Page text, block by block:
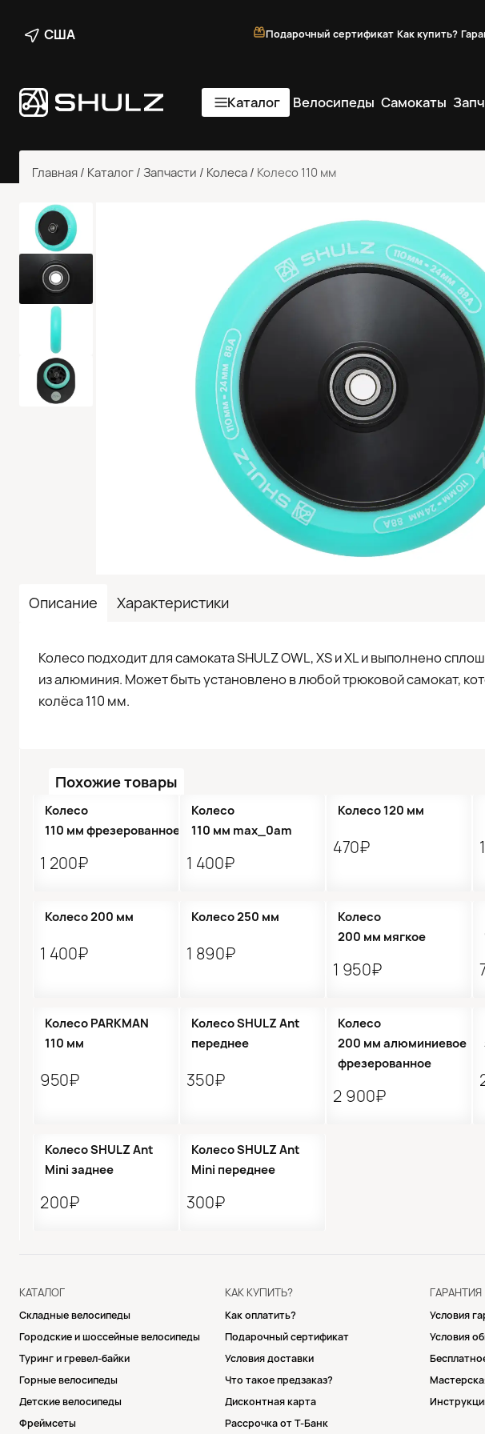
США Подарочный сертификат Как купить?
Каталог Велосипеды Самокаты
Главная / Каталог / Запчасти / Колеса / Колесо 110 мм
Описание Характеристики
Колесо подходит для самоката SHULZ OWL, XS и ХL и выполнено
из алюминия. Может быть установлено в любой трюковой самокат,
колёса 110 мм.
Похожие товары
Колесо
110 мм фрезерованное
1 200₽
Колесо
110 мм max_0am
1 400₽
Колесо 120 мм
470₽
Колесо 200 мм
1 400₽
Колесо 250 мм
1 890₽
Колесо
200 мм мягкое
1 950₽
Колесо PARKMAN
110 мм
950₽
Колесо SHULZ Ant
переднее
350₽
Колесо
200 мм алюминиевое
фрезерованное
2 900₽
Колесо SHULZ Ant
Mini заднее
200₽
Колесо SHULZ Ant
Mini переднее
300₽
КАТАЛОГ
Складные велосипеды
Городские и шоссейные велосипеды
Туринг и гревел-байки
Горные велосипеды
Детские велосипеды
Фреймсеты
КАК КУПИТЬ?
Как оплатить?
Подарочный сертификат
Условия доставки
Что такое предзаказ?
Дисконтная карта
Рассрочка от Т-Банк
ГАРАНТИЯ
Условия
Условия